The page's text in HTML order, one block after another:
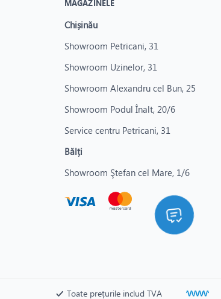
MAGAZINELE
Chișinău
Showroom Petricani, 31
Showroom Uzinelor, 31
Showroom Alexandru cel Bun, 25
Showroom Podul Înalt, 20/6
Service centru Petricani, 31
Bălți
Showroom Ştefan cel Mare, 1/6
Toate prețurile includ TVA